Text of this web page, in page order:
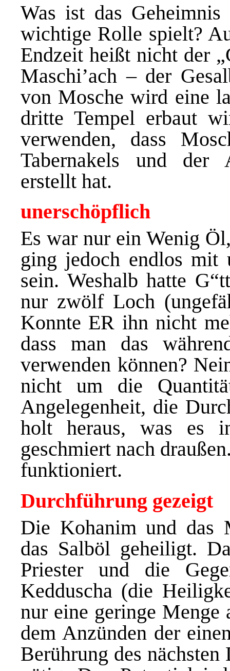
Was ist das Geheimnis
wichtige Rolle spielt?
Endzeit heißt nicht der
Maschi’ach – der
von Mosche wird eine
dritte Tempel erbaut
verwenden, dass
Tabernakels und der
erstellt hat.
unerschöpflich
Es war nur ein Wenig
ging jedoch endlos mit
sein. Weshalb hatte
nur zwölf Loch
Konnte ER ihn nicht
dass man das
verwenden können?
nicht um die
Angelegenheit, die
holt heraus, was es
geschmiert nach
funktioniert.
Durchführung gezeigt
Die Kohanim und das
das Salböl geheiligt.
Priester und die
Kedduscha (die
nur eine geringe Menge
dem Anzünden der
Berührung des